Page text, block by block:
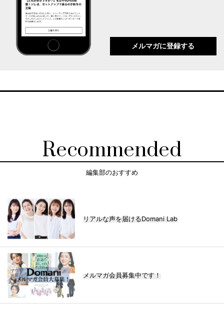
メルマガに登録する
Recommended
編集部のおすすめ
リアルな声を届けるDomani Lab
メルマガ会員募集中です！